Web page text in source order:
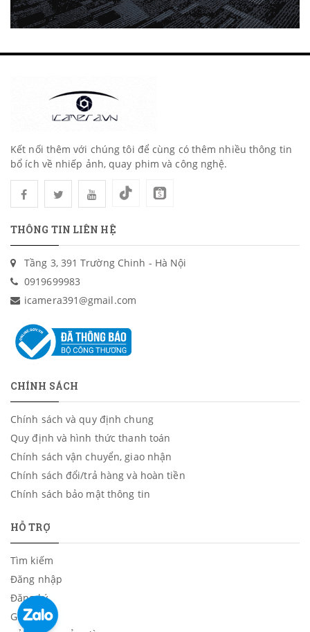
Kết nối thêm với chúng tôi để cùng có thêm nhiều thông tin
bổ ích về nhiếp ảnh, quay phim và công nghệ.
THÔNG TIN LIÊN HỆ
Tầng 3, 391 Trường Chinh - Hà Nội
0919699983
icamera391@gmail.com
CHÍNH SÁCH
Chính sách và quy định chung
Quy định và hình thức thanh toán
Chính sách vận chuyển, giao nhận
Chính sách đổi/trả hàng và hoàn tiền
Chính sách bảo mật thông tin
HỖ TRỢ
Tìm kiếm
Đăng nhập
Đăng ký
Giỏ hàng